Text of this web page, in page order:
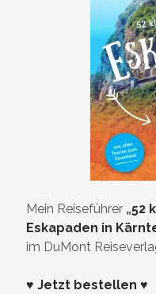
Mein Reiseführer „52
Eskapaden in
im DuMont
♥ Jetzt bestellen ♥